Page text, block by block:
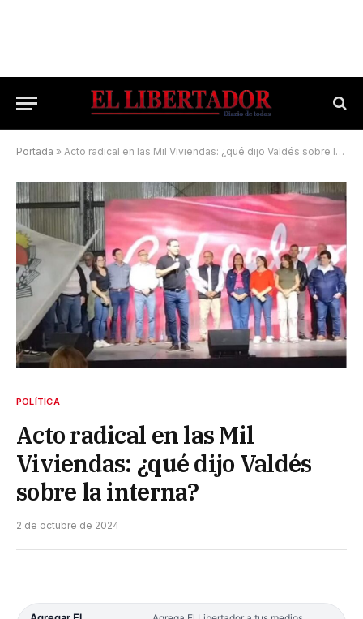
Portada » Acto radical en las Mil Viviendas: ¿qué dijo Valdés sobre la interna?
POLÍTICA
Acto radical en las Mil
Viviendas: ¿qué dijo Valdés
sobre la interna?
2 de octubre de 2024